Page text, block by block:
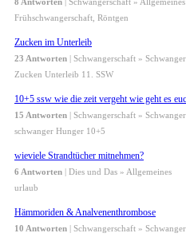
8 Antworten | Schwangerschaft » Allgemeines
Frühschwangerschaft, Röntgen
Zucken im Unterleib
23 Antworten | Schwangerschaft » Schwanger
Zucken Unterleib 11. SSW
10+5 ssw wie die zeit vergeht wie geht es
15 Antworten | Schwangerschaft » Schwanger
schwanger Hunger 10+5
wieviele Strandtücher mitnehmen?
6 Antworten | Dies und Das » Allgemeines
urlaub
Hämmoriden & Analvenenthrombose
10 Antworten | Schwangerschaft » Schwanger